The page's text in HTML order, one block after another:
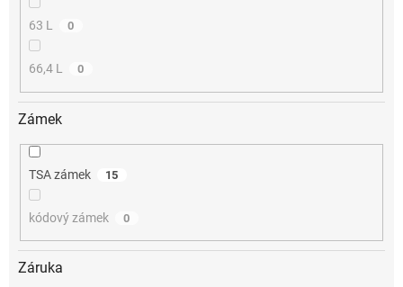
63 L 0
66,4 L 0
Zámek
TSA zámek 15
kódový zámek 0
Záruka